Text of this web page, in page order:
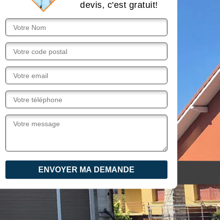
devis, c'est gratuit!